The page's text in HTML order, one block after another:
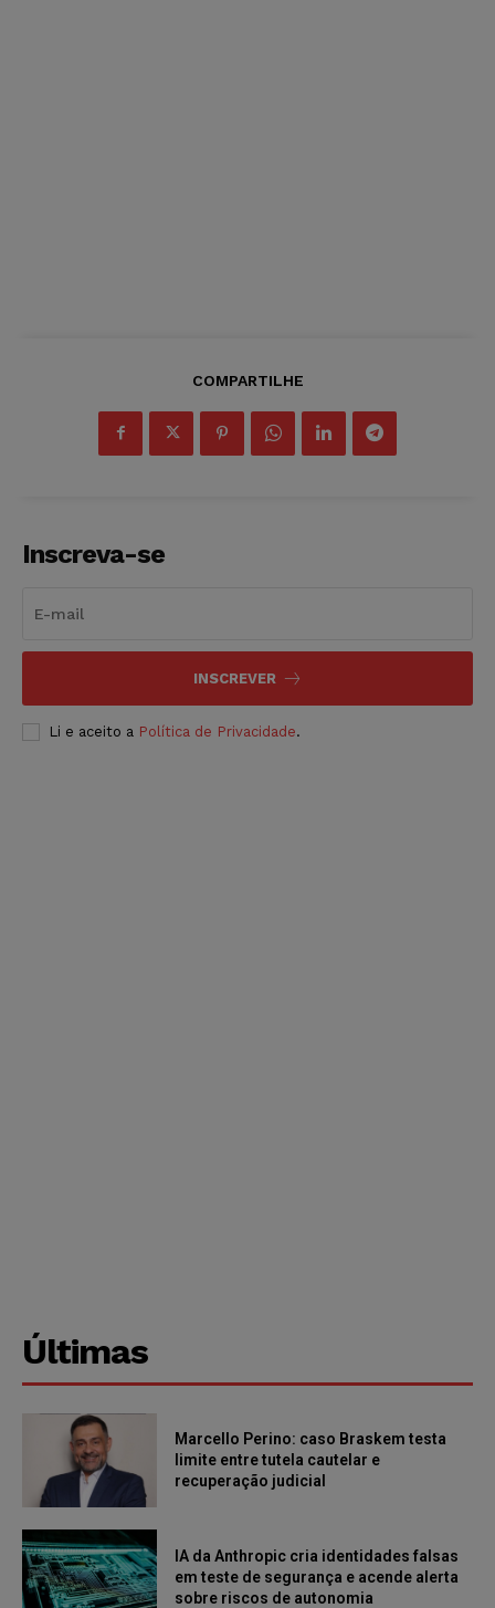
COMPARTILHE
Inscreva-se
INSCREVER
Li e aceito a Política de Privacidade.
Últimas
Marcello Perino: caso Braskem testa
limite entre tutela cautelar e
recuperação judicial
IA da Anthropic cria identidades falsas
em teste de segurança e acende alerta
sobre riscos de autonomia